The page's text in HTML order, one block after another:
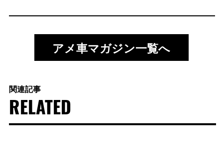
アメ車マガジン一覧へ
関連記事
RELATED